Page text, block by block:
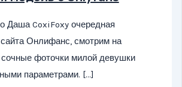
Даша CoxiFoxy очередная
Онлифанс, смотрим на
сочные фоточки милой девушки
параметрами. […]